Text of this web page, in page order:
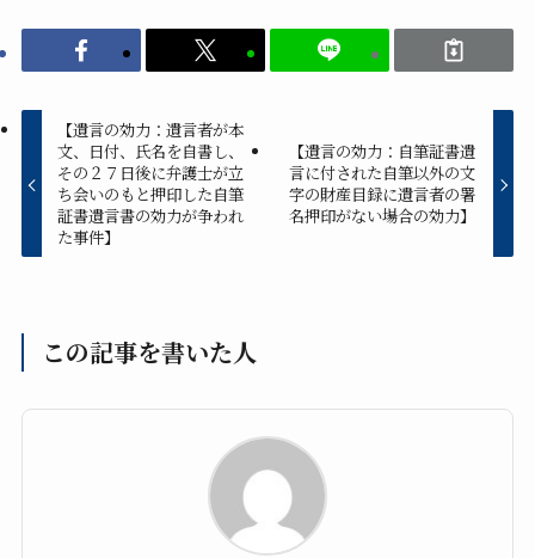
【遺言の効力：遺言者が本
文、日付、氏名を自書し、
その２７日後に弁護士が立
ち会いのもと押印した自筆
証書遺言書の効力が争われ
た事件】
【遺言の効力：自筆証書遺
言に付された自筆以外の文
字の財産目録に遺言者の署
名押印がない場合の効力】
この記事を書いた人